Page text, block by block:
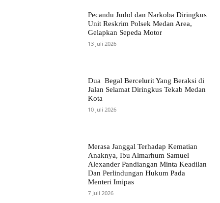
Pecandu Judol dan Narkoba Diringkus
Unit Reskrim Polsek Medan Area,
Gelapkan Sepeda Motor
13 Juli 2026
Dua Begal Bercelurit Yang Beraksi di
Jalan Selamat Diringkus Tekab Medan
Kota
10 Juli 2026
Merasa Janggal Terhadap Kematian
Anaknya, Ibu Almarhum Samuel
Alexander Pandiangan Minta Keadilan
Dan Perlindungan Hukum Pada
Menteri Imipas
7 Juli 2026